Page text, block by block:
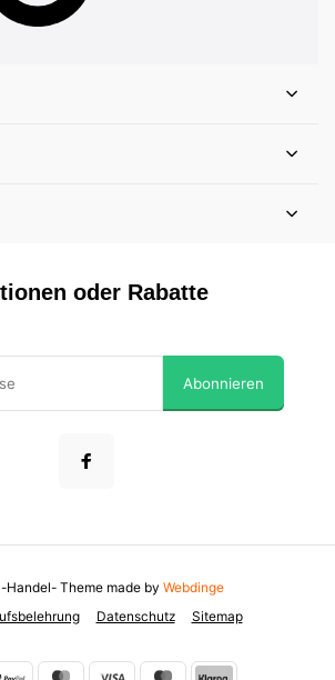
oder Rabatte
Abonnieren
Datenschutz Sitemap
Handel- Theme made by Webdinge